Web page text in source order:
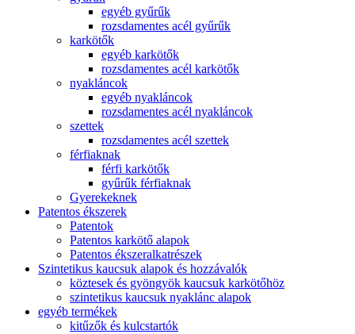
egyéb gyűrűk
rozsdamentes acél gyűrűk
karkötők
egyéb karkötők
rozsdamentes acél karkötők
nyakláncok
egyéb nyakláncok
rozsdamentes acél nyakláncok
szettek
rozsdamentes acél szettek
férfiaknak
férfi karkötők
gyűrűk férfiaknak
Gyerekeknek
Patentos ékszerek
Patentok
Patentos karkötő alapok
Patentos ékszeralkatrészek
Szintetikus kaucsuk alapok és hozzávalók
köztesek és gyöngyök kaucsuk karkötőhöz
szintetikus kaucsuk nyaklánc alapok
egyéb termékek
kitűzők és kulcstartók